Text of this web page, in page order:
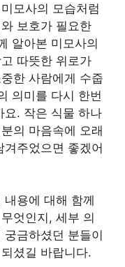
모사의 모습처럼
보호가 필요한
알아본 미모사의
따뜻한 위로가
한 사람에게 수줍
의미를 다시 한번
요. 작은 식물 하나
의 마음속에 오래
겨주었으면 좋겠어
용에 대해 함께
엇인지, 세부 의
궁금하셨던 분들이
셨길 바랍니다.